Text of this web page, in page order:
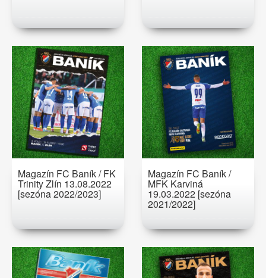
Magazín FC Baník / FK
Trinity Zlín 13.08.2022
[sezóna 2022/2023]
Magazín FC Baník /
MFK Karviná
19.03.2022 [sezóna
2021/2022]